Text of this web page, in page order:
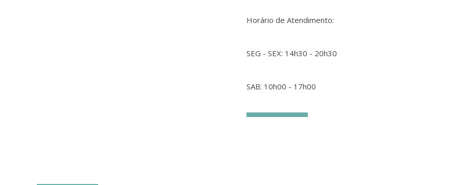
Horário de Atendimento:
SEG - SEX: 14h30 - 20h30
SAB: 10h00 - 17h00